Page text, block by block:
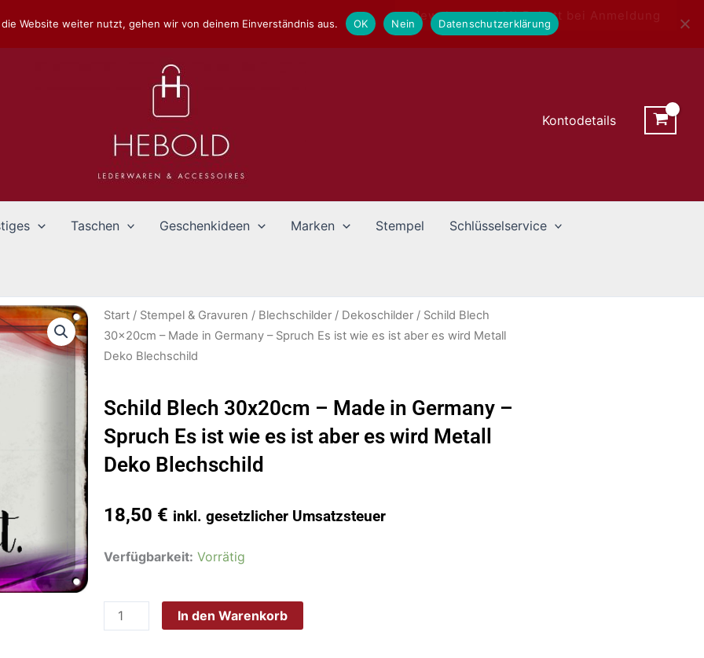
Newsletter - 10% Rabatt bei Anmeldung
Kontodetails
Taschen Geschenkideen Marken Stempel Schlüsselservice
Start / Stempel & Gravuren / Blechschilder / Dekoschilder / Schild Blech
30x20cm – Made in Germany – Spruch Es ist wie es ist aber es wird Metall
Deko Blechschild
Schild Blech 30x20cm – Made in Germany –
Spruch Es ist wie es ist aber es wird Metall
Deko Blechschild
18,50 € inkl. gesetzlicher Umsatzsteuer
Verfügbarkeit: Vorrätig
Schild
In den Warenkorb
die Website weiter nutzt, gehen wir von deinem Einverständnis aus. OK Nein Datenschutzerklärung